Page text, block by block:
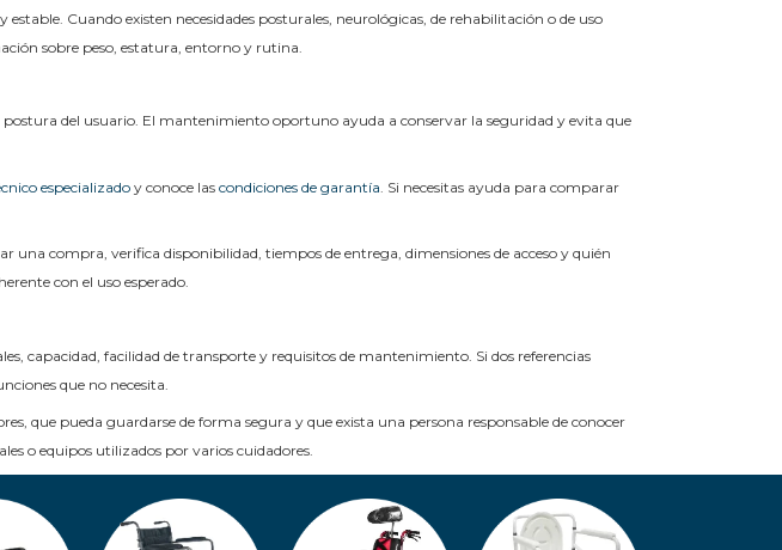
Cuando existen necesidades posturales, neurológicas, de rehabilitación o de uso
sobre peso, estatura, entorno y rutina.
del usuario. El mantenimiento oportuno ayuda a conservar la seguridad y evita que
especializadoy conoce las condiciones de garantía . Si necesitas ayuda para comparar
una compra, verifica disponibilidad, tiempos de entrega, dimensiones de acceso y quién
con el uso esperado.
capacidad, facilidad de transporte y requisitos de mantenimiento. Si dos referencias
que no necesita.
que pueda guardarse de forma segura y que exista una persona responsable de conocer
o equipos utilizados por varios cuidadores.